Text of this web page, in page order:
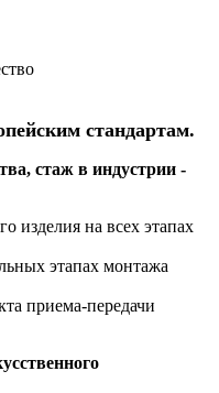
стандартам.
стаж в индустрии -
изделия на всех этапах
этапах монтажа
приема-передачи